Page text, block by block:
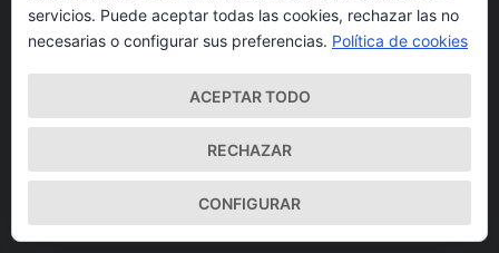
Francisco Yeste enOleoturismo en Madrid: Aceitera de
Tielmes, almazara tradicional en pleno funcionamiento
romana recién descubierta en Mula
sara lorenzoenUsos alternativos del aceite de oliva v. extra
servicios. Puede aceptar todas las cookies, rechazar las no
necesarias o configurar sus preferencias. Política de cookies
ACEPTAR TODO
RECHAZAR
CONFIGURAR